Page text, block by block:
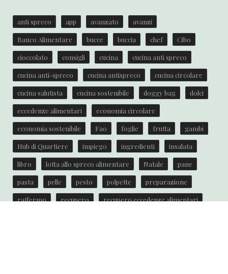
anti spreco app avanzato avanzi
Banco Alimentare bucce buccia chef Cibo
cioccolato consigli cucina cucina anti spreco
cucina anti-spreco cucina antispreco cucina circolare
cucina salutista cucina sostenibile doggy bag dolci
eccedenze alimentari economia circolare
economia sostenibile Fao foglie frutta gambi
Hub di Quartiere impiego ingredienti insalata
libro lotta allo spreco alimentare Natale pane
pasta pelle pesto polpette preparazione
raffermo recupero recupero eccedenze alimentari